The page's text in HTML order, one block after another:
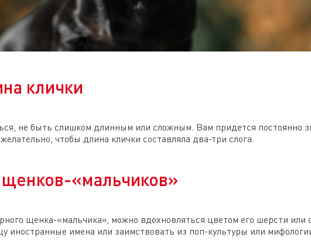
клички
не быть слишком длинным или сложным. Вам придется постоянно
чтобы длина клички составляла два-три слога.
«мальчиков»
щенка-«мальчика», можно вдохновляться цветом его шерсти или
иностранные имена или заимствовать из поп-культуры или